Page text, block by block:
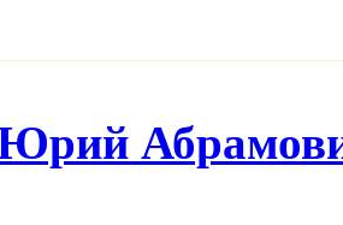
Юрий